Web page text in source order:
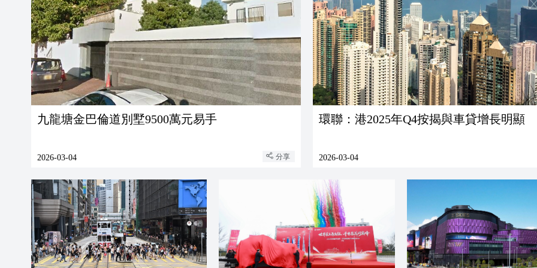
九龍塘金巴倫道別墅9500萬元易手
2026-03-04 分享
環聯：港2025年Q4按揭與車貸增長明顯
2026-03-04